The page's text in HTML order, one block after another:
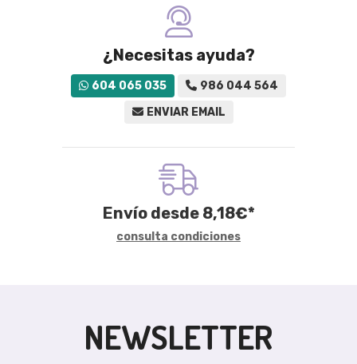
¿Necesitas ayuda?
604 065 035
986 044 564
ENVIAR EMAIL
Envío desde 8,18€*
consulta condiciones
NEWSLETTER